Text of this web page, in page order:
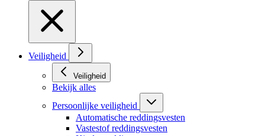
Veiligheid
Veiligheid
Bekijk alles
Persoonlijke veiligheid
Automatische reddingsvesten
Vastestof reddingsvesten